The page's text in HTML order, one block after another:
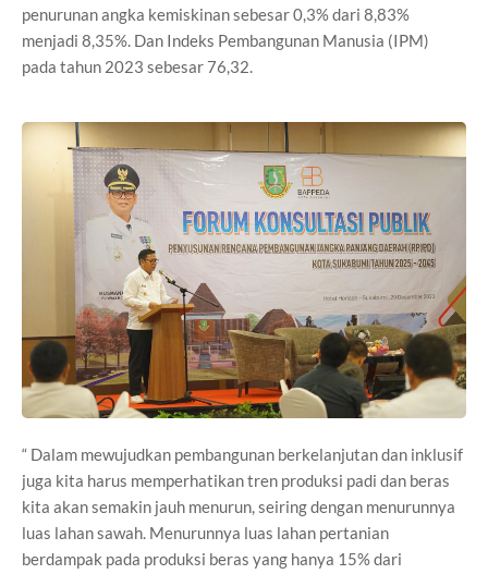
penurunan angka kemiskinan sebesar 0,3% dari 8,83%
menjadi 8,35%. Dan Indeks Pembangunan Manusia (IPM)
pada tahun 2023 sebesar 76,32.
“ Dalam mewujudkan pembangunan berkelanjutan dan inklusif
juga kita harus memperhatikan tren produksi padi dan beras
kita akan semakin jauh menurun, seiring dengan menurunnya
luas lahan sawah. Menurunnya luas lahan pertanian
berdampak pada produksi beras yang hanya 15% dari